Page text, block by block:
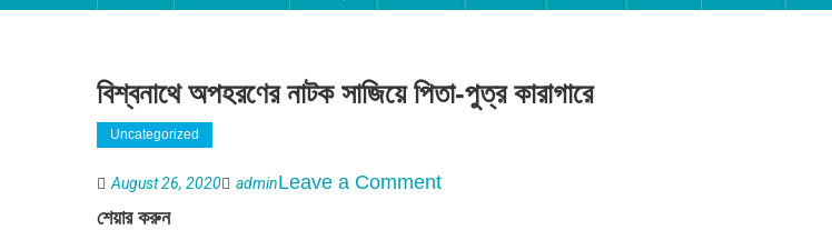
বিশ্বনাথে অপহরণের নাটক সাজিয়ে পিতা-পুত্র কারাগারে
Uncategorized
August 26, 2020 adminLeave a Commenton
শেয়ার করুন